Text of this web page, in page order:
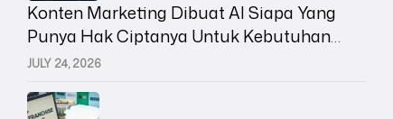
JULY 24, 2026
Konten Marketing Dibuat AI Siapa Yang
Punya Hak Ciptanya Untuk Kebutuhan
Bisnis